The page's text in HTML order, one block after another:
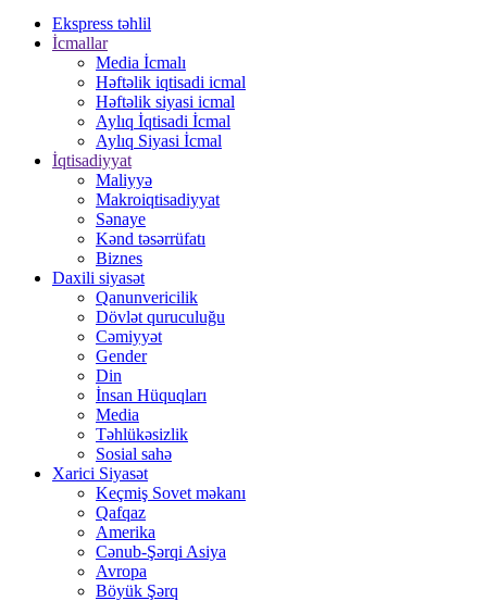
Ekspress təhlil
İcmallar
Media İcmalı
Həftəlik iqtisadi icmal
Həftəlik siyasi icmal
Aylıq İqtisadi İcmal
Aylıq Siyasi İcmal
İqtisadiyyat
Maliyyə
Makroiqtisadiyyat
Sənaye
Kənd təsərrüfatı
Biznes
Daxili siyasət
Qanunvericilik
Dövlət quruculuğu
Cəmiyyət
Gender
Din
İnsan Hüquqları
Media
Təhlükəsizlik
Sosial sahə
Xarici Siyasət
Keçmiş Sovet məkanı
Qafqaz
Amerika
Cənub-Şərqi Asiya
Avropa
Böyük Şərq